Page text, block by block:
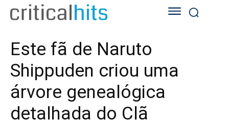
Este fã de Naruto
Shippuden criou uma
árvore genealógica
detalhada do Clã